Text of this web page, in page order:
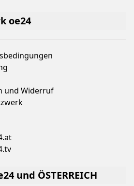
oe24
und Widerruf
und ÖSTERREICH